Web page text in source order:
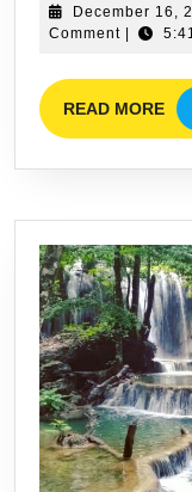
December 16,
Comment |
READ MORE